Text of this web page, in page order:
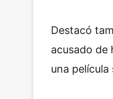
Destacó
acusado de
una